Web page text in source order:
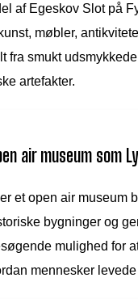
af Egeskov Slot på
møbler,
fra smukt
artefakter.
air museum som
et open air museum
bygninger og
mulighed for
mennesker